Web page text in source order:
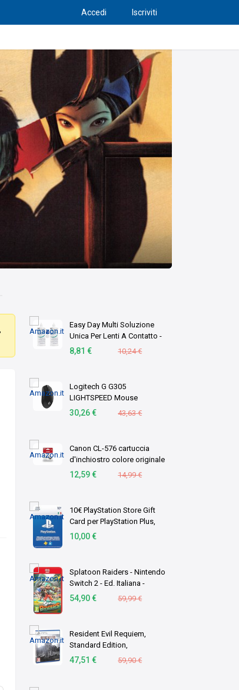
Accedi Iscriviti
Easy Day Multi Soluzione
Unica Per Lenti A Contatto -
Duopack 2 X 360 ml
8,81 € 10,24 €
Logitech G G305
LIGHTSPEED Mouse
Gaming Wireless
30,26 € 43,63 €
Canon CL-576 cartuccia
d'inchiostro colore originale
1 pz C/M/Y (OEM Canon CL-
12,59 € 14,99 €
10€ PlayStation Store Gift
Card per PlayStation Plus,
Account italiano [Codice per
10,00 €
Splatoon Raiders - Nintendo
Switch 2 - Ed. Italiana -
Versione su scheda
54,90 € 59,99 €
Resident Evil Requiem,
Standard Edition,
PlayStation 5
47,51 € 59,90 €